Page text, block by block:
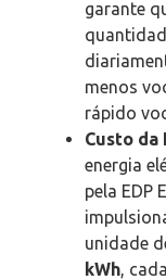
garante
menos
rápido
Custo da
energia
pela EDP
unidade
kWh ,